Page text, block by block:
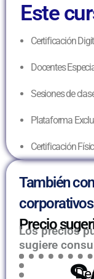
Este
Certificación
Docentes
Sesiones de
Plataforma
Certificación
También
corporativos
Precio
Los precios
sugiere